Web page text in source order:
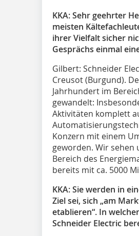
KKA: Sehr geehrter
meisten
ihrer Vielfalt sicher
Gesprächs einmal
Gilbert: Schneider
Creusot (Burgund).
Jahrhundert im
gewandelt:
Aktivitäten komplett
Konzern mit einem
geworden. Wir sehen
Bereich des
bereits mit ca. 5000
KKA: Sie werden in
Ziel sei, sich „am
etablieren“. In
Schneider Electric